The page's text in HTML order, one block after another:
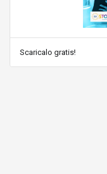
Scaricalo gratis!